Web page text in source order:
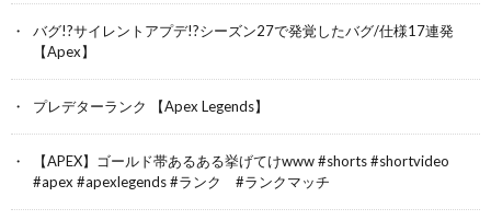
バグ!?サイレントアプデ!?シーズン27で発覚したバグ/仕様17連発
【Apex】
プレデターランク 【Apex Legends】
【APEX】ゴールド帯あるある挙げてけwww #shorts #shortvideo
#apex #apexlegends #ランク #ランクマッチ